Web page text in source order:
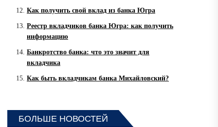
Как получить свой вклад из банка Югра
Реестр вкладчиков банка Югра: как получить
информацию
Банкротство банка: что это значит для
вкладчика
Как быть вкладчикам банка Михайловский?
БОЛЬШЕ НОВОСТЕЙ